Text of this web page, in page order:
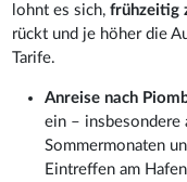
lohnt es sich,frühzeitig
rückt und je höher die
Tarife.
Anreise nach
ein – insbesondere
Sommermonaten
Eintreffen am